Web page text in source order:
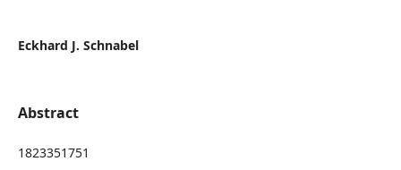
Eckhard J. Schnabel
Abstract
1823351751